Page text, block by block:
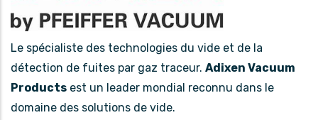
Le spécialiste des technologies du vide et de la
détection de fuites par gaz traceur. Adixen Vacuum
Products est un leader mondial reconnu dans le
domaine des solutions de vide.